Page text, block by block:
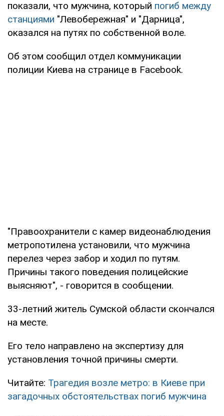
показали, что мужчина, который погиб между
станциями "Левобережная" и "Дарница",
оказался на путях по собственной воле.
Об этом сообщил отдел коммуникации
полиции Киева на странице в Facebook.
"Правоохранители с камер видеонаблюдения
метропотилена установили, что мужчина
перелез через забор и ходил по путям.
Причины такого поведения полицейские
выясняют", - говорится в сообщении.
33-летний житель Сумской области скончался
на месте.
Его тело направлено на экспертизу для
установления точной причины смерти.
Читайте: Трагедия возле метро: в Киеве при
загадочных обстоятельствах погиб мужчина